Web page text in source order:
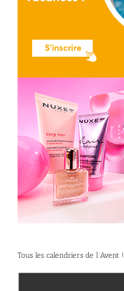
Tous les calendriers de l’Avent !